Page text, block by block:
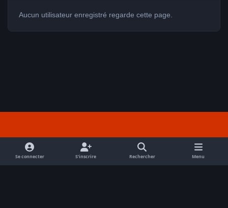
Aucun utilisateur enregistré regarde cette page.
f
a
c
Se connecter S’inscrire Rechercher Menu